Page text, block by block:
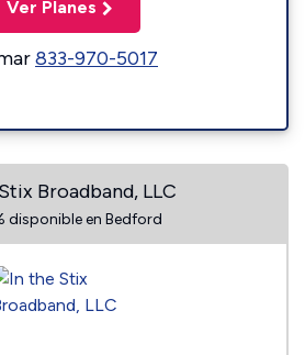
Ver Planes
833-970-5017
Broadband, LLC
disponible en Bedford